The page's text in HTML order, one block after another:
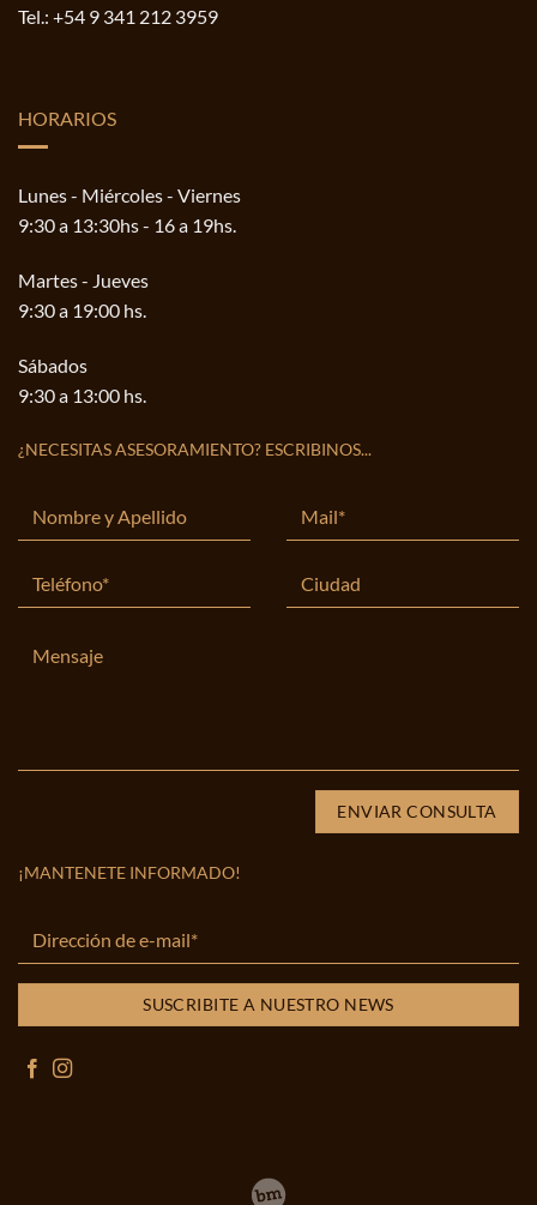
Tel.: +54 9 341 212 3959
HORARIOS
Lunes - Miércoles - Viernes
9:30 a 13:30hs - 16 a 19hs.
Martes - Jueves
9:30 a 19:00 hs.
Sábados
9:30 a 13:00 hs.
¿NECESITAS ASESORAMIENTO? ESCRIBINOS...
¡MANTENETE INFORMADO!